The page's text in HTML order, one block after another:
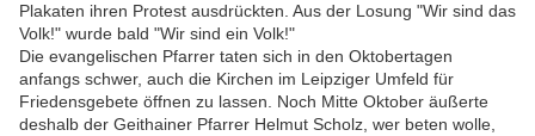
Plakaten ihren Protest ausdrückten. Aus der Losung "Wir sind das
Volk!" wurde bald "Wir sind ein Volk!"
Die evangelischen Pfarrer taten sich in den Oktobertagen
anfangs schwer, auch die Kirchen im Leipziger Umfeld für
Friedensgebete öffnen zu lassen. Noch Mitte Oktober äußerte
deshalb der Geithainer Pfarrer Helmut Scholz, wer beten wolle,